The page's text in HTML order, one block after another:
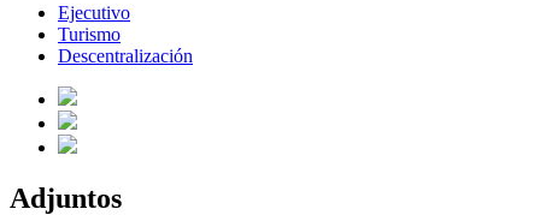
Ejecutivo
Turismo
Descentralización
Adjuntos